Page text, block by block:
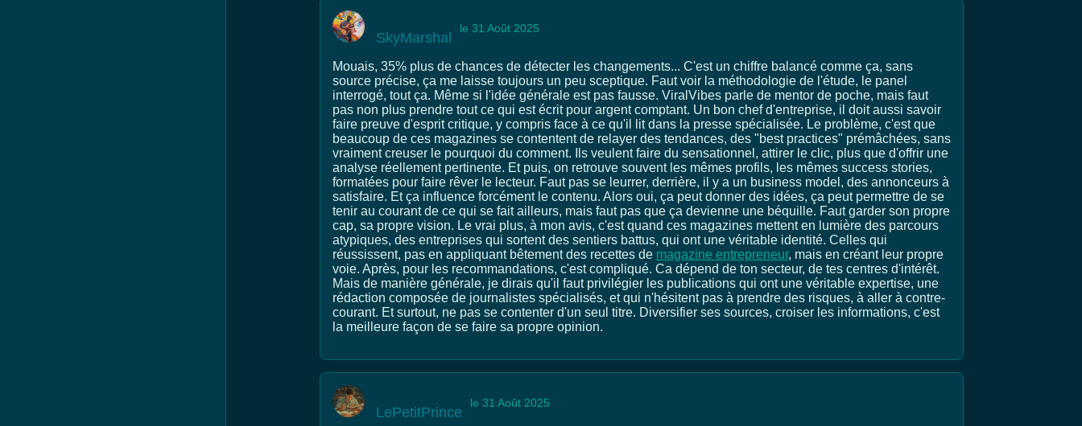
SkyMarshal
le 31 Août 2025
Mouais, 35% plus de chances de détecter les changements... C'est un chiffre balancé comme ça, sans
source précise, ça me laisse toujours un peu sceptique. Faut voir la méthodologie de l'étude, le panel
interrogé, tout ça. Même si l'idée générale est pas fausse. ViralVibes parle de mentor de poche, mais faut
pas non plus prendre tout ce qui est écrit pour argent comptant. Un bon chef d'entreprise, il doit aussi savoir
faire preuve d'esprit critique, y compris face à ce qu'il lit dans la presse spécialisée. Le problème, c'est que
beaucoup de ces magazines se contentent de relayer des tendances, des "best practices" prémâchées, sans
vraiment creuser le pourquoi du comment. Ils veulent faire du sensationnel, attirer le clic, plus que d'offrir une
analyse réellement pertinente. Et puis, on retrouve souvent les mêmes profils, les mêmes success stories,
formatées pour faire rêver le lecteur. Faut pas se leurrer, derrière, il y a un business model, des annonceurs à
satisfaire. Et ça influence forcément le contenu. Alors oui, ça peut donner des idées, ça peut permettre de se
tenir au courant de ce qui se fait ailleurs, mais faut pas que ça devienne une béquille. Faut garder son propre
cap, sa propre vision. Le vrai plus, à mon avis, c'est quand ces magazines mettent en lumière des parcours
atypiques, des entreprises qui sortent des sentiers battus, qui ont une véritable identité. Celles qui
réussissent, pas en appliquant bêtement des recettes de magazine entrepreneur, mais en créant leur propre
voie. Après, pour les recommandations, c'est compliqué. Ca dépend de ton secteur, de tes centres d'intérêt.
Mais de manière générale, je dirais qu'il faut privilégier les publications qui ont une véritable expertise, une
rédaction composée de journalistes spécialisés, et qui n'hésitent pas à prendre des risques, à aller à contre-
courant. Et surtout, ne pas se contenter d'un seul titre. Diversifier ses sources, croiser les informations, c'est
la meilleure façon de se faire sa propre opinion.
LePetitPrince
le 31 Août 2025